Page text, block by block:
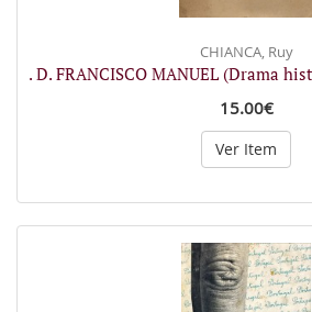
CHIANCA, Ruy
. D. FRANCISCO MANUEL (Drama
15.00€
Ver Item